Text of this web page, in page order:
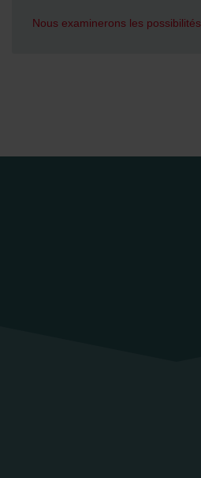
Nous examinerons les possibilités